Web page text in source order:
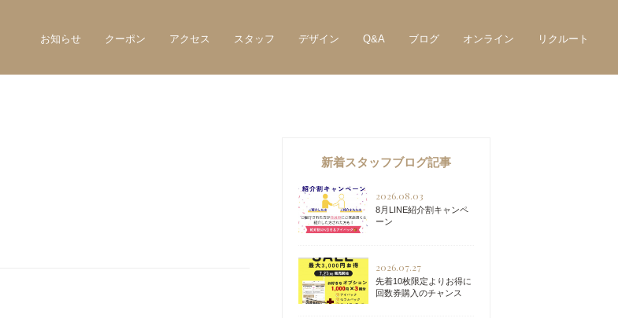
お知らせ クーポン アクセス スタッフ デザイン Q&A ブログ オンライン リクルート
新着スタッフブログ記事
2026.08.03
8月LINE紹介割キャンペ
ーン
2026.07.27
先着10枚限定よりお得に
回数券購入のチャンス